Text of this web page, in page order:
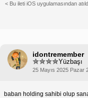
< Bu ileti iOS uygulamasından
idontremember
Yüzbaşı
25 Mayıs 2025 Pazar
baban holding sahibi olup